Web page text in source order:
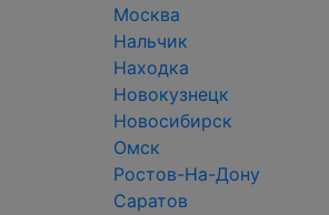
Москва
Нальчик
Находка
Новокузнецк
Новосибирск
Омск
Ростов-На-Дону
Саратов